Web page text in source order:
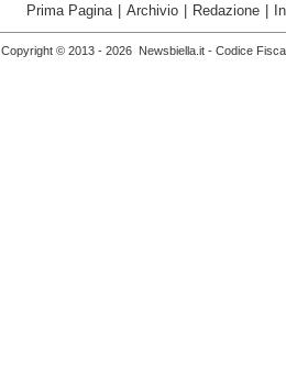
Prima Pagina Archivio Redazione
Copyright © 2013 - 2026 Newsbiella.it - Codice